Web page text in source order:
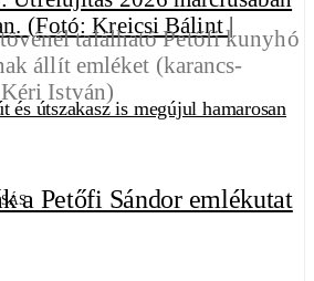
és útszakasz is megújul hamarosan
a Petőfi Sándor emlékutat